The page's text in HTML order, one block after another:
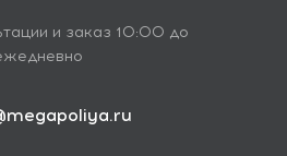
и заказ 10:00 до